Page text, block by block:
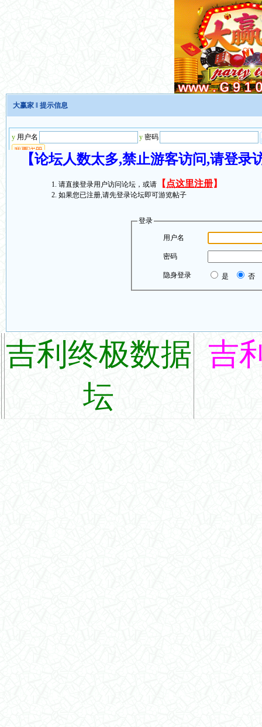
大赢家 ‖ 提示信息
【论坛人数太多,禁止游客访问,请登
请直接登录用户访问论坛，或请 【 点这里注册】
如果您已注册,请先登录论坛即可游览帖子
登录
用户名
密码
隐身登录 是 否
吉利终极数据
坛
吉